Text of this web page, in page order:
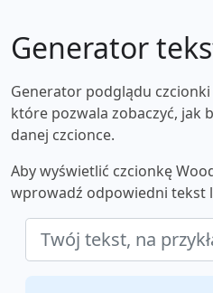
Generator
Generator podglądu
które pozwala zobaczyć, jak
danej czcionce.
Aby wyświetlić czcionkę
wprowadź odpowiedni tekst